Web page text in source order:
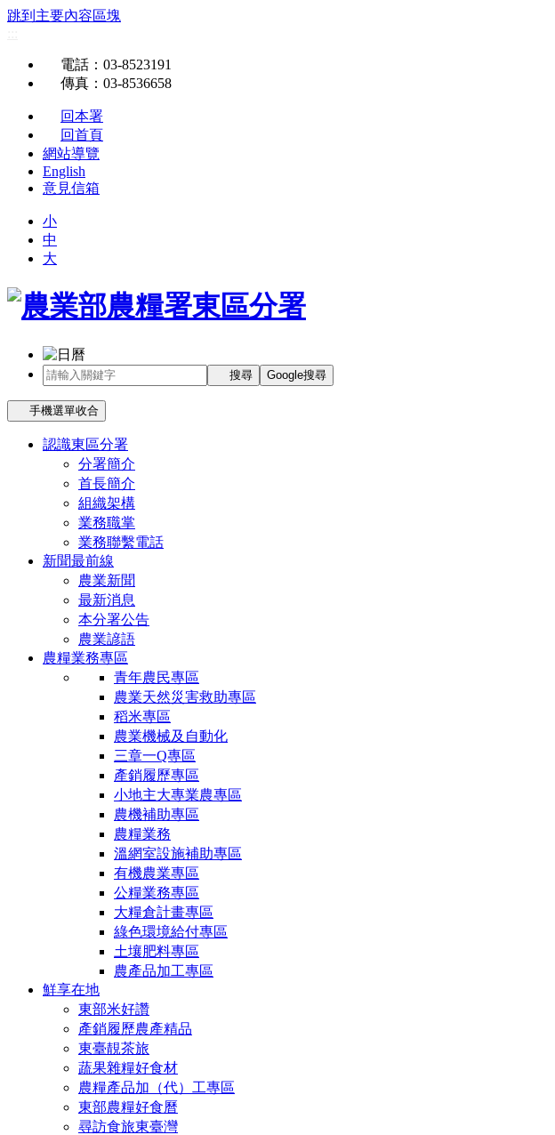
跳到主要內容區塊
電話 ：03-8523191
傳真 ：03-8536658
回本署
回首頁
網站導覽
English
意見信箱
小
中
大
搜尋 Google搜尋
手機選單收合
認識東區分署
分署簡介
首長簡介
組織架構
業務職掌
業務聯繫電話
新聞最前線
農業新聞
最新消息
本分署公告
農業諺語
農糧業務專區
青年農民專區
農業天然災害救助專區
稻米專區
農業機械及自動化
三章一Q專區
產銷履歷專區
小地主大專業農專區
農機補助專區
農糧業務
溫網室設施補助專區
有機農業專區
公糧業務專區
大糧倉計畫專區
綠色環境給付專區
土壤肥料專區
農產品加工專區
鮮享在地
東部米好讚
產銷履歷農產精品
東臺靚茶旅
蔬果雜糧好食材
農糧產品加（代）工專區
東部農糧好食曆
尋訪食旅東臺灣